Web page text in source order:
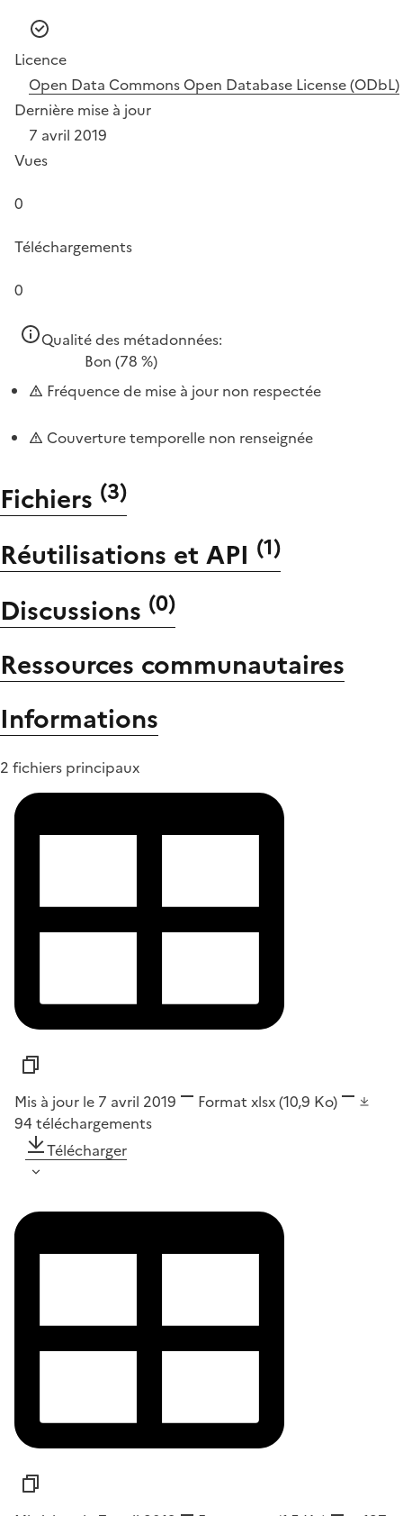
Licence
Open Data Commons Open Database License (ODbL)
Dernière mise à jour
7 avril 2019
Vues
0
Téléchargements
0
Qualité des métadonnées:
Bon (78 %)
Fréquence de mise à jour non respectée
Couverture temporelle non renseignée
Fichiers (3)
Réutilisations et API (1)
Discussions (0)
Ressources communautaires
Informations
2 fichiers principaux
Mis à jour le 7 avril 2019 Format xlsx(10,9 Ko)
94 téléchargements
Télécharger